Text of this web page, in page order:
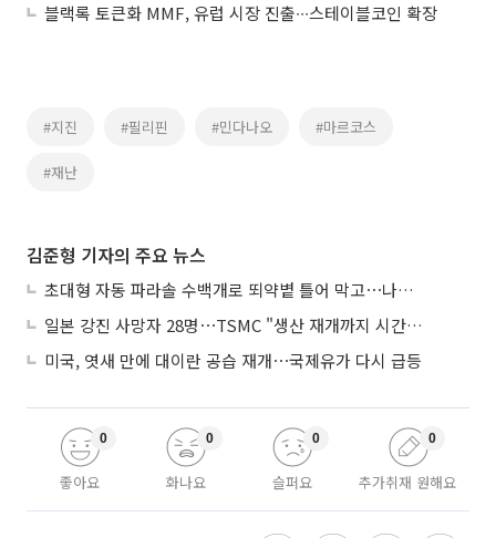
블랙록 토큰화 MMF, 유럽 시장 진출∙∙∙스테이블코인 확장
#지진 #필리핀 #민다나오 #마르코스
#재난
김준형 기자의 주요 뉴스
초대형 자동 파라솔 수백개로 뙤약볕 틀어 막고⋯나라별 폭염 생존법
일본 강진 사망자 28명⋯TSMC "생산 재개까지 시간 필요해"
미국, 엿새 만에 대이란 공습 재개⋯국제유가 다시 급등
좋아요
0
화나요
0
슬퍼요
0
추가취재 원해요
0